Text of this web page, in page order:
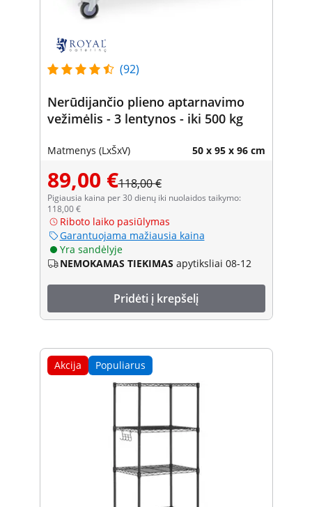
(92)
Nerūdijančio plieno aptarnavimo
vežimėlis - 3 lentynos - iki 500 kg
Matmenys (LxŠxV) 50 x 95 x 96 cm
89,00 €118,00 €
Pigiausia kaina per 30 dienų iki nuolaidos taikymo:
118,00 €
Riboto laiko pasiūlymas
Garantuojama mažiausia kaina
Yra sandėlyje
NEMOKAMAS TIEKIMAS apytiksliai 08-12
Pridėti į krepšelį
Akcija Populiarus